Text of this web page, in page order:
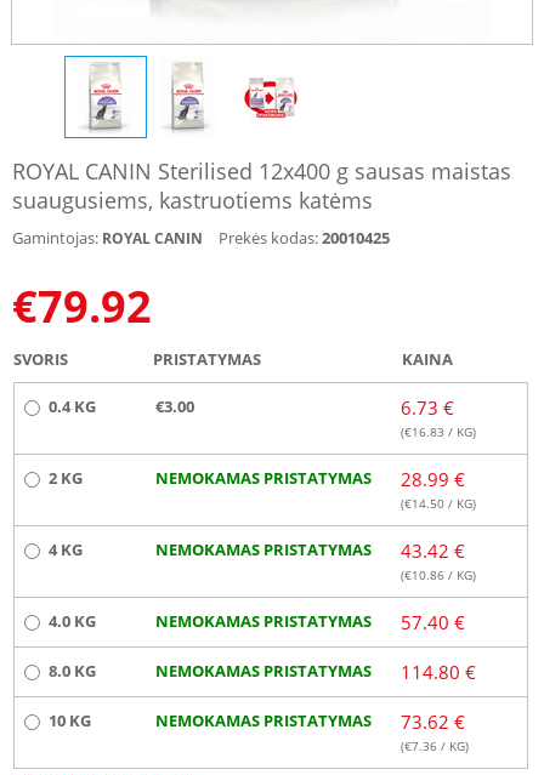
ROYAL CANIN Sterilised 12x400 g sausas maistas
suaugusiems, kastruotiems katėms
Gamintojas: ROYAL CANIN Prekės kodas:20010425
€79.92
SVORIS PRISTATYMAS KAINA
0.4 KG €3.00 6.73 €
(€16.83 / KG)
2 KG NEMOKAMAS PRISTATYMAS 28.99 €
(€14.50 / KG)
4 KG NEMOKAMAS PRISTATYMAS 43.42 €
(€10.86 / KG)
4.0 KG NEMOKAMAS PRISTATYMAS 57.40 €
8.0 KG NEMOKAMAS PRISTATYMAS 114.80 €
10 KG NEMOKAMAS PRISTATYMAS 73.62 €
(€7.36 / KG)